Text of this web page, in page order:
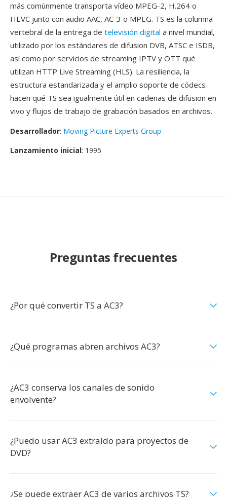
más comúnmente transporta vídeo MPEG-2, H.264 o
HEVC junto con audio AAC, AC-3 o MPEG. TS es la columna
vertebral de la entrega de televisión digital a nivel mundial,
utilizado por los estándares de difusion DVB, ATSC e ISDB,
así como por servicios de streaming IPTV y OTT qué
utilizan HTTP Live Streaming (HLS). La resiliencia, la
estructura estandarizada y el amplio soporte de códecs
hacen qué TS sea igualmente útil en cadenas de difusion en
vivo y flujos de trabajo de grabación basados en archivos.
Desarrollador: Moving Picture Experts Group
Lanzamiento inicial: 1995
Preguntas frecuentes
¿Por qué convertir TS a AC3?
¿Qué programas abren archivos AC3?
¿AC3 conserva los canales de sonido
envolvente?
¿Puedo usar AC3 extraído para proyectos de
DVD?
¿Se puede extraer AC3 de varios archivos TS?